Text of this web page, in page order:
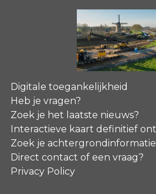
Digitale toegankelijkheid
Heb je vragen?
Zoek je het laatste nieuws?
Interactieve kaart definitief
Zoek je
Direct contact of een vraag?
Privacy Policy